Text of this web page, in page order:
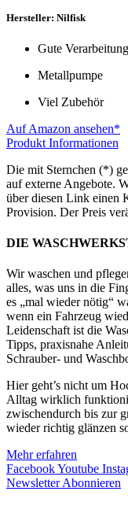
Hersteller: Nilfisk
Gute Verarbeitung
Metallpumpe
Viel Zubehör
Auf Amazon ansehen*
Produkt Informationen
Die mit Sternchen (*)
auf externe Angebote.
über diesen Link einen
Provision. Der Preis
DIE
Wir waschen und
alles, was uns in die
es „mal wieder nötig“
wenn ein Fahrzeug
Leidenschaft ist die
Tipps, praxisnahe
Schrauber- und
Hier geht’s nicht um
Alltag wirklich
zwischendurch bis zur
wieder richtig glänzen
Mehr erfahren
FacebookYoutube
Newsletter Abonnieren